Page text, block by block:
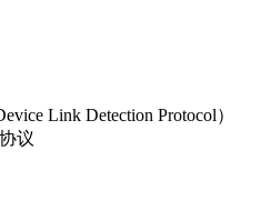
Link Detection Protocol）
议